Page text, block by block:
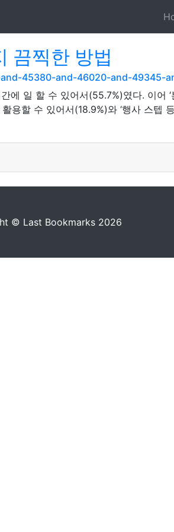
끔찍한 방법
45380-and-46020-and-49345-
에 일 할 수 있어서(55.7%)였다. 이어
용할 수 있어서(18.9%)와 ‘행사 스텝
© Last Bookmarks 2026